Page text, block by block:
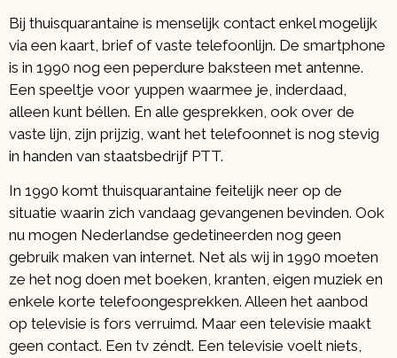
Bij thuisquarantaine is menselijk contact enkel mogelijk
via een kaart, brief of vaste telefoonlijn. De smartphone
is in 1990 nog een peperdure baksteen met antenne.
Een speeltje voor yuppen waarmee je, inderdaad,
alleen kunt béllen. En alle gesprekken, ook over de
vaste lijn, zijn prijzig, want het telefoonnet is nog stevig
in handen van staatsbedrijf PTT.
In 1990 komt thuisquarantaine feitelijk neer op de
situatie waarin zich vandaag gevangenen bevinden. Ook
nu mogen Nederlandse gedetineerden nog geen
gebruik maken van internet. Net als wij in 1990 moeten
ze het nog doen met boeken, kranten, eigen muziek en
enkele korte telefoongesprekken. Alleen het aanbod
op televisie is fors verruimd. Maar een televisie maakt
geen contact. Een tv zéndt. Een televisie voelt niets,